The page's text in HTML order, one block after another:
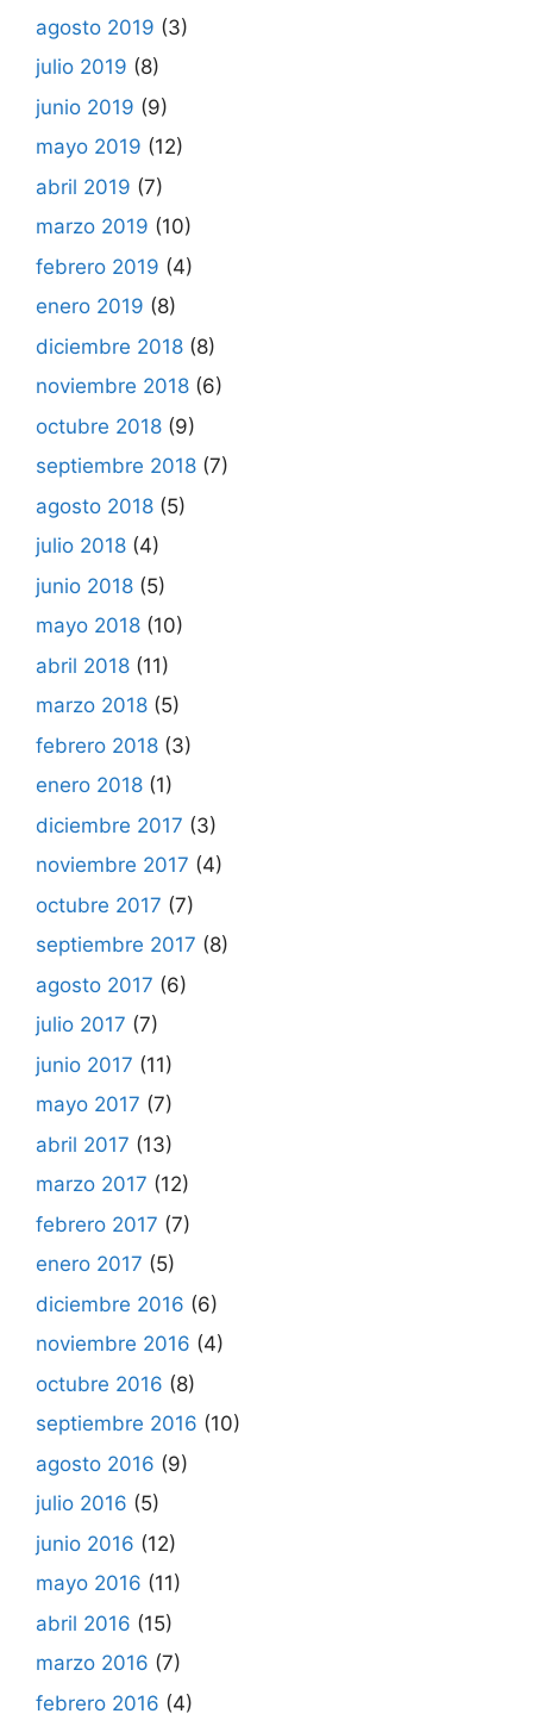
agosto 2019 (3)
julio 2019 (8)
junio 2019 (9)
mayo 2019 (12)
abril 2019 (7)
marzo 2019 (10)
febrero 2019 (4)
enero 2019 (8)
diciembre 2018 (8)
noviembre 2018 (6)
octubre 2018 (9)
septiembre 2018 (7)
agosto 2018 (5)
julio 2018 (4)
junio 2018 (5)
mayo 2018 (10)
abril 2018 (11)
marzo 2018 (5)
febrero 2018 (3)
enero 2018 (1)
diciembre 2017 (3)
noviembre 2017 (4)
octubre 2017 (7)
septiembre 2017 (8)
agosto 2017 (6)
julio 2017 (7)
junio 2017 (11)
mayo 2017 (7)
abril 2017 (13)
marzo 2017 (12)
febrero 2017 (7)
enero 2017 (5)
diciembre 2016 (6)
noviembre 2016 (4)
octubre 2016 (8)
septiembre 2016 (10)
agosto 2016 (9)
julio 2016 (5)
junio 2016 (12)
mayo 2016 (11)
abril 2016 (15)
marzo 2016 (7)
febrero 2016 (4)